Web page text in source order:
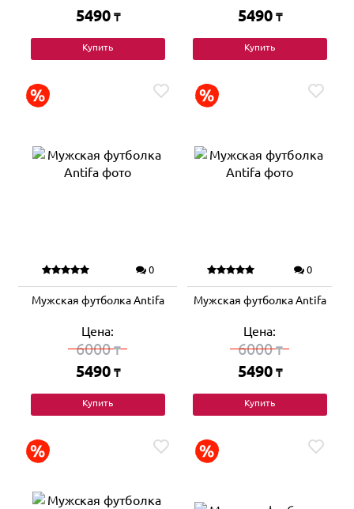
5490 ₸
Купить
5490 ₸
Купить
0
Мужская футболка Antifa
Цена:
6000₸
5490 ₸
Купить
0
Мужская футболка Antifa
Цена:
6000₸
5490 ₸
Купить